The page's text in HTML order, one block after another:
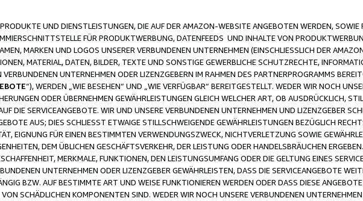
UND DIENSTLEISTUNGEN, DIE AUF DER AMAZON-WEBSITE ANGEBOTEN WERDEN, SOWIE
FÜR PRODUKTWERBUNG, DATENFEEDS UND INHALTE VON
MARKEN UND LOGOS UNSERER VERBUNDENEN UNTERNEHMEN (EINSCHLIESSLICH DER
MATERIAL, DATEN, BILDER, TEXTE UND SONSTIGE GEWERBLICHE SCHUTZRECHTE,
UNTERNEHMEN ODER LIZENZGEBERN IM RAHMEN DES PARTNERPROGRAMMS
“), WERDEN „WIE BESEHEN“ UND „WIE VERFÜGBAR“ BEREITGESTELLT. WEDER WIR NOCH
ODER ÜBERNEHMEN GEWÄHRLEISTUNGEN GLEICH WELCHER ART, OB AUSDRÜCKLICH,
DIE SERVICEANGEBOTE. WIR UND UNSERE VERBUNDENEN UNTERNEHMEN UND LIZENZGEBER
AUS; DIES SCHLIESST ETWAIGE STILLSCHWEIGENDE GEWÄHRLEISTUNGEN BEZÜGLICH
EIGNUNG FÜR EINEN BESTIMMTEN VERWENDUNGSZWECK, NICHTVERLETZUNG SOWIE
DEM ÜBLICHEN GESCHÄFTSVERKEHR, DER LEISTUNG ODER HANDELSBRÄUCHEN
MERKMALE, FUNKTIONEN, DEN LEISTUNGSUMFANG ODER DIE GELTUNG EINES
UNTERNEHMEN ODER LIZENZGEBER GEWÄHRLEISTEN, DASS DIE SERVICEANGEBOTE
BZW. AUF BESTIMMTE ART UND WEISE FUNKTIONIEREN WERDEN ODER DASS DIESE
VON SCHÄDLICHEN KOMPONENTEN SIND. WEDER WIR NOCH UNSERE VERBUNDENEN